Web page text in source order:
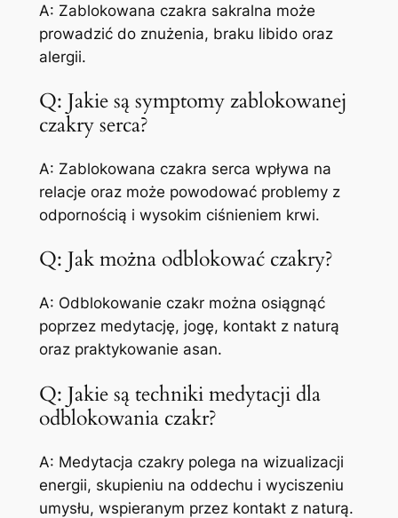
A: Zablokowana czakra sakralna może
prowadzić do znużenia, braku libido oraz
alergii.
Q: Jakie są symptomy zablokowanej
czakry serca?
A: Zablokowana czakra serca wpływa na
relacje oraz może powodować problemy z
odpornością i wysokim ciśnieniem krwi.
Q: Jak można odblokować czakry?
A: Odblokowanie czakr można osiągnąć
poprzez medytację, jogę, kontakt z naturą
oraz praktykowanie asan.
Q: Jakie są techniki medytacji dla
odblokowania czakr?
A: Medytacja czakry polega na wizualizacji
energii, skupieniu na oddechu i wyciszeniu
umysłu, wspieranym przez kontakt z naturą.